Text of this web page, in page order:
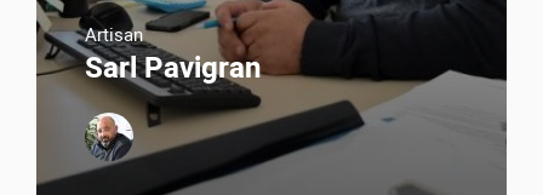
Artisan
Sarl Pavigran